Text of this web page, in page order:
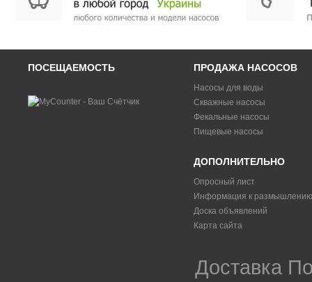
ПОСЕЩАЕМОСТЬ ПРОДАЖА НАСОСОВ
Насосы для воды
Скважные насосы
Фекальные насосы
Пищевые насосы
ДОПОЛНИТЕЛЬНО
Опросный лист
Информация к размышлению
Доска объявлений
Карта сайта
Доставка